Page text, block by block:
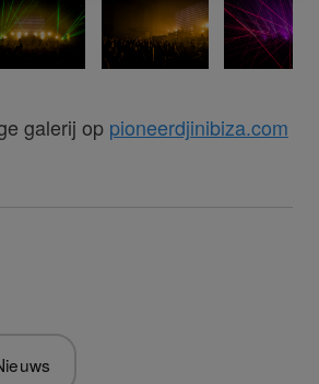
galerij op pioneerdjinibiza.com